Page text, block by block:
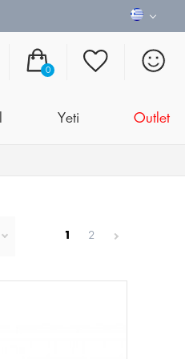
0
Yeti Outlet
1 2